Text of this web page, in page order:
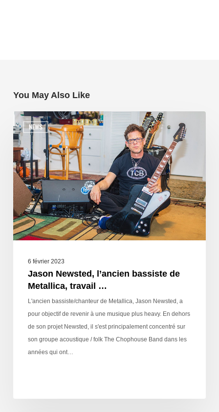
You May Also Like
NEWS
6 février 2023
Jason Newsted, l’ancien bassiste de
Metallica, travail …
L'ancien bassiste/chanteur de Metallica, Jason Newsted, a
pour objectif de revenir à une musique plus heavy. En dehors
de son projet Newsted, il s'est principalement concentré sur
son groupe acoustique / folk The Chophouse Band dans les
années qui ont…